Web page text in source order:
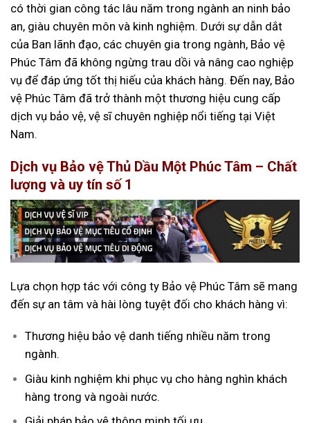
có thời gian công tác lâu năm trong ngành an ninh bảo
an, giàu chuyên môn và kinh nghiệm. Dưới sự dẫn dắt
của Ban lãnh đạo, các chuyên gia trong ngành, Bảo vệ
Phúc Tâm đã không ngừng trau dồi và nâng cao nghiệp
vụ để đáp ứng tốt thị hiếu của khách hàng. Đến nay, Bảo
vệ Phúc Tâm đã trở thành một thương hiệu cung cấp
dịch vụ bảo vệ, vệ sĩ chuyên nghiệp nổi tiếng tại Việt
Nam.
Dịch vụ Bảo vệ Thủ Dầu Một Phúc Tâm – Chất
lượng và uy tín số 1
Lựa chọn hợp tác với công ty Bảo vệ Phúc Tâm sẽ mang
đến sự an tâm và hài lòng tuyệt đối cho khách hàng vì:
Thương hiệu bảo vệ danh tiếng nhiều năm trong
ngành.
Giàu kinh nghiệm khi phục vụ cho hàng nghìn khách
hàng trong và ngoài nước.